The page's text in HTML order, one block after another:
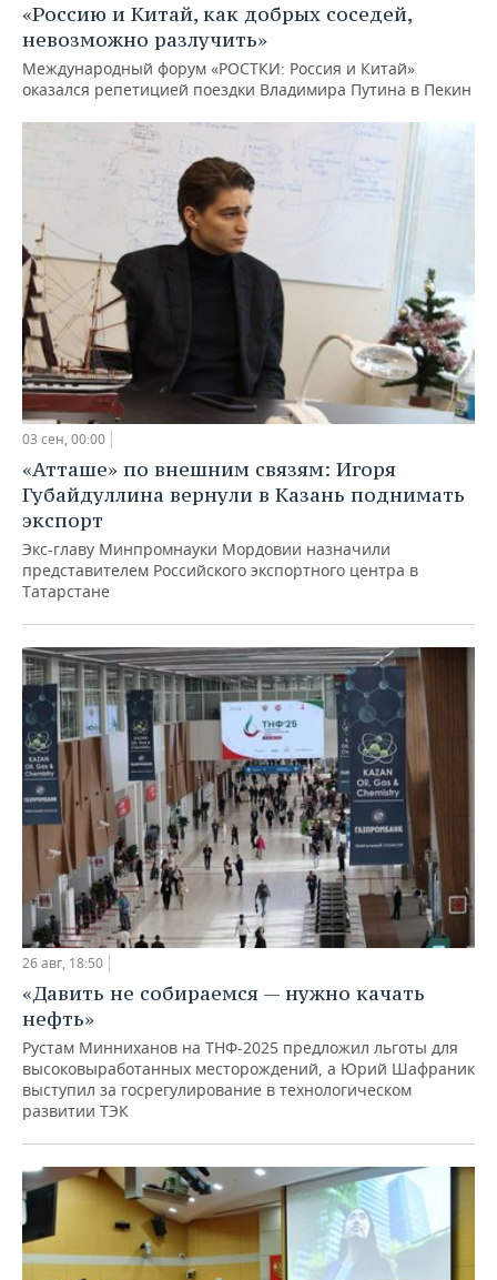
«Россию и Китай, как добрых соседей,
невозможно разлучить»
Международный форум «РОСТКИ: Россия и Китай»
оказался репетицией поездки Владимира Путина в Пекин
03 сен, 00:00
«Атташе» по внешним связям: Игоря
Губайдуллина вернули в Казань поднимать
экспорт
Экс-главу Минпромнауки Мордовии назначили
представителем Российского экспортного центра в
Татарстане
26 авг, 18:50
«Давить не собираемся — нужно качать
нефть»
Рустам Минниханов на ТНФ-2025 предложил льготы для
высоковыработанных месторождений, а Юрий Шафраник
выступил за госрегулирование в технологическом
развитии ТЭК